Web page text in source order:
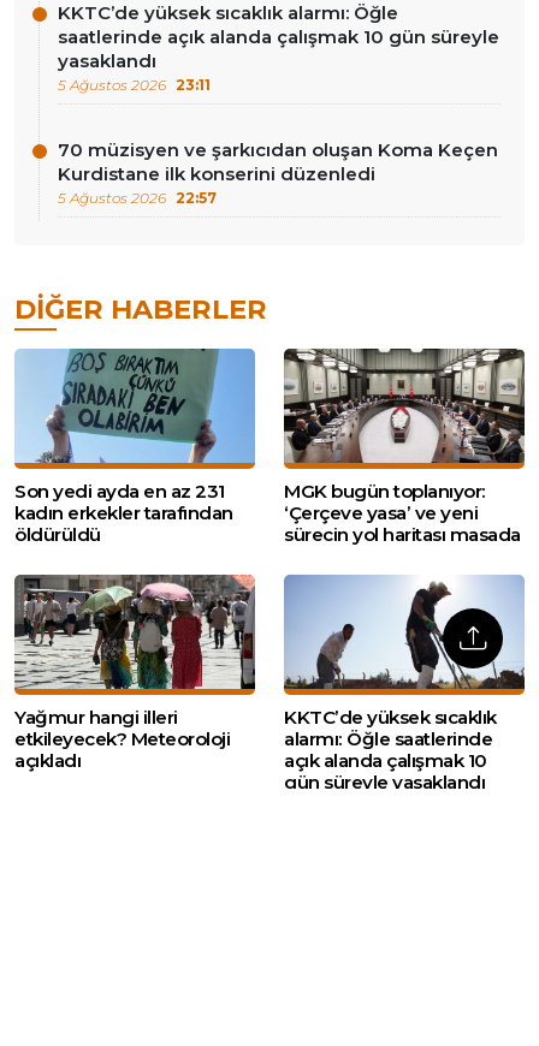
KKTC’de yüksek sıcaklık alarmı: Öğle
saatlerinde açık alanda çalışmak 10 gün süreyle
yasaklandı
5 Ağustos 2026 23:11
70 müzisyen ve şarkıcıdan oluşan Koma Keçen
Kurdistane ilk konserini düzenledi
5 Ağustos 2026 22:57
DIĞER HABERLER
Son yedi ayda en az 231
kadın erkekler tarafından
öldürüldü
MGK bugün toplanıyor:
‘Çerçeve yasa’ ve yeni
sürecin yol haritası masada
Yağmur hangi illeri
etkileyecek? Meteoroloji
açıkladı
KKTC’de yüksek sıcaklık
alarmı: Öğle saatlerinde
açık alanda çalışmak 10
gün süreyle yasaklandı